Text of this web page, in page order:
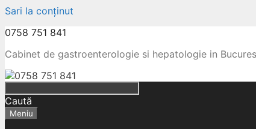
Sari la conținut
0758 751 841
Cabinet de gastroenterologie si hepatologie in
Caută
Meniu